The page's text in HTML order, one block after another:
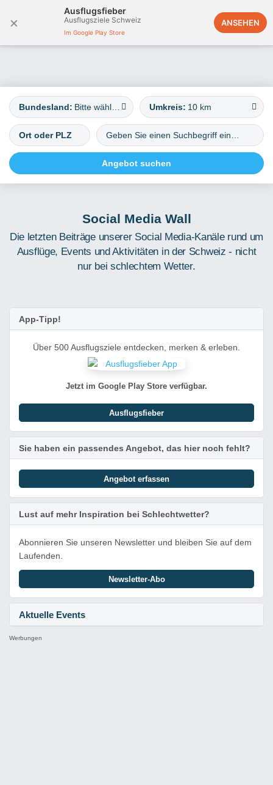
×
Ausflugsfieber
Ausflugsziele Schweiz
Im Google Play Store
ANSEHEN
Deutschland
Bundesland: Umkreis: 10 km
Social Media Wall
Die letzten Beiträge unserer Social Media-Kanäle rund um
Ausflüge, Events und Aktivitäten in der Schweiz - nicht
nur bei schlechtem Wetter.
Aktuelle Events
App-Tipp!
Über 500 Ausflugsziele entdecken, merken & erleben.
Jetzt im Google Play Store verfügbar.
Ausflugsfieber
Sie haben ein passendes Angebot, das hier noch fehlt?
Angebot erfassen
Lust auf mehr Inspiration bei Schlechtwetter?
Abonnieren Sie unseren Newsletter und bleiben Sie auf dem
Laufenden.
Newsletter-Abo
Werbungen